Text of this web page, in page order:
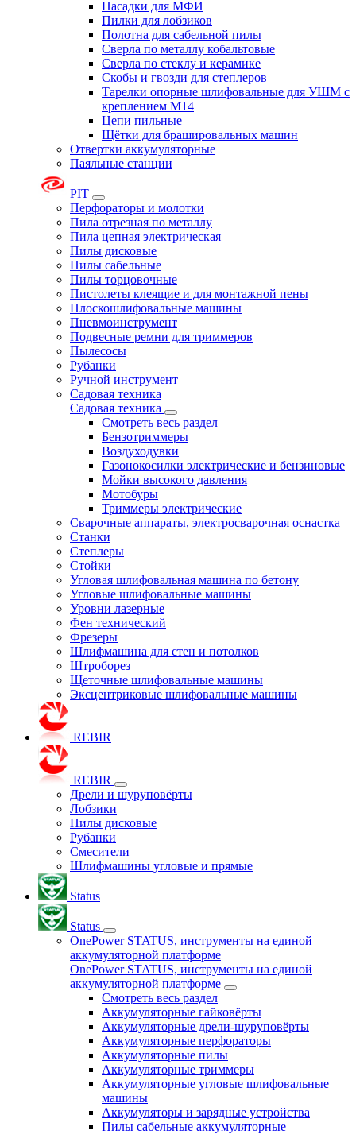
Насадки для МФИ
Пилки для лобзиков
Полотна для сабельной пилы
Сверла по металлу кобальтовые
Сверла по стеклу и керамике
Скобы и гвозди для степлеров
Тарелки опорные шлифовальные для УШМ с
креплением М14
Цепи пильные
Щётки для брашировальных машин
Отвертки аккумуляторные
Паяльные станции
PIT
Перфораторы и молотки
Пила отрезная по металлу
Пила цепная электрическая
Пилы дисковые
Пилы сабельные
Пилы торцовочные
Пистолеты клеящие и для монтажной пены
Плоскошлифовальные машины
Пневмоинструмент
Подвесные ремни для триммеров
Пылесосы
Рубанки
Ручной инструмент
Садовая техника
Садовая техника
Смотреть весь раздел
Бензотриммеры
Воздуходувки
Газонокосилки электрические и бензиновые
Мойки высокого давления
Мотобуры
Триммеры электрические
Сварочные аппараты, электросварочная оснастка
Станки
Степлеры
Стойки
Угловая шлифовальная машина по бетону
Угловые шлифовальные машины
Уровни лазерные
Фен технический
Фрезеры
Шлифмашина для стен и потолков
Штроборез
Щеточные шлифовальные машины
Эксцентриковые шлифовальные машины
REBIR
REBIR
Дрели и шуруповёрты
Лобзики
Пилы дисковые
Рубанки
Смесители
Шлифмашины угловые и прямые
Status
Status
OnePower STATUS, инструменты на единой
аккумуляторной платформе
OnePower STATUS, инструменты на единой
аккумуляторной платформе
Смотреть весь раздел
Аккумуляторные гайковёрты
Аккумуляторные дрели-шуруповёрты
Аккумуляторные перфораторы
Аккумуляторные пилы
Аккумуляторные триммеры
Аккумуляторные угловые шлифовальные
машины
Аккумуляторы и зарядные устройства
Пилы сабельные аккумуляторные